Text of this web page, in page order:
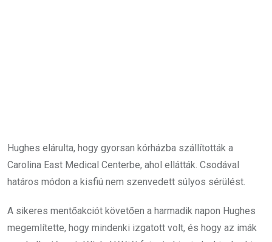
Hughes elárulta, hogy gyorsan kórházba szállították a
Carolina East Medical Centerbe, ahol ellátták. Csodával
határos módon a kisfiú nem szenvedett súlyos sérülést.
A sikeres mentőakciót követően a harmadik napon Hughes
megemlítette, hogy mindenki izgatott volt, és hogy az imák